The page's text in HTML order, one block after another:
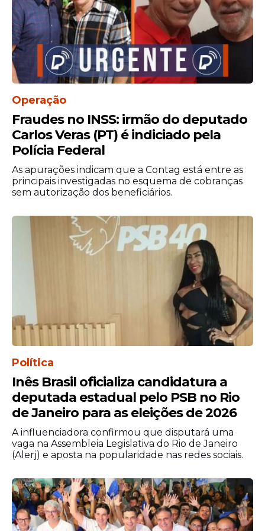
Em várias conversas reservadas com
Haddad na recente viagem à Índia, Lula
porque necessita de um palanque forte no
maior colégio eleitoral do País.
Em 2022, o petista perdeu a disputa ao
Palácio dos Bandeirantes para Tarcísio.
Mas, de acordo com cálculos sempre
lembrados pelo PT, Lula só ganhou a
eleição do então presidente Jair Bolsonaro,
naquele ano, porque conseguiu obter
crédito é atribuído a Haddad.
Operação
Fraudes no INSS: irmão do deputado
Carlos Veras (PT) é indiciado pela
Polícia Federal
As apurações indicam que a Contag está entre as
principais investigadas no esquema de cobranças
sem autorização dos beneficiários.
Política
Inês Brasil oficializa candidatura a
deputada estadual pelo PSB no Rio
de Janeiro para as eleições de 2026
A influenciadora confirmou que disputará uma
vaga na Assembleia Legislativa do Rio de Janeiro
(Alerj) e aposta na popularidade nas redes sociais.